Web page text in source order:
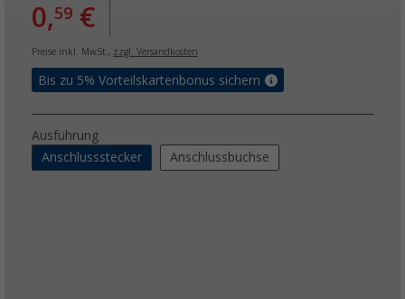
0,59 €
Preise inkl. MwSt., zzgl. Versandkosten
Bis zu 5% Vorteilskartenbonus sichern
Ausführung
Anschlussstecker
Anschlussbuchse